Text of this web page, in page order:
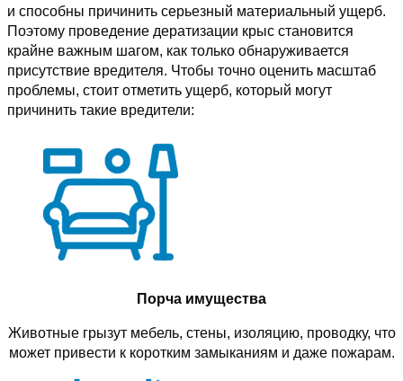
и способны причинить серьезный материальный ущерб.
Поэтому проведение дератизации крыс становится
крайне важным шагом, как только обнаруживается
присутствие вредителя. Чтобы точно оценить масштаб
проблемы, стоит отметить ущерб, который могут
причинить такие вредители:
Порча имущества
Животные грызут мебель, стены, изоляцию, проводку, что
может привести к коротким замыканиям и даже пожарам.